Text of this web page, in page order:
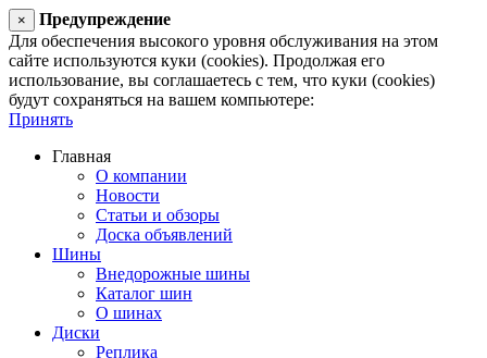
×
Предупреждение
Для обеспечения высокого уровня обслуживания на этом
сайте используются куки (cookies). Продолжая его
использование, вы соглашаетесь с тем, что куки (cookies)
будут сохраняться на вашем компьютере:
Принять
Главная
О компании
Новости
Статьи и обзоры
Доска объявлений
Шины
Внедорожные шины
Каталог шин
О шинах
Диски
Реплика